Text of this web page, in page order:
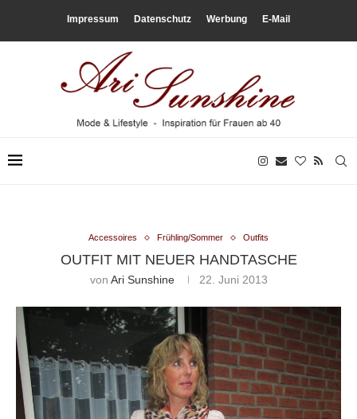
Impressum Datenschutz Werbung E-Mail
Accessoires Frühling/Sommer Outfits
OUTFIT MIT NEUER HANDTASCHE
von Ari Sunshine 22. Juni 2013